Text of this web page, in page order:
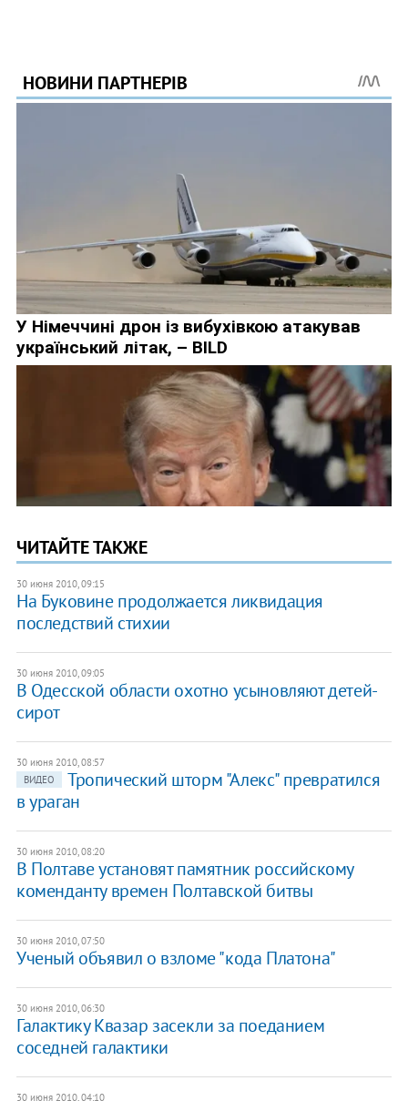
ЧИТАЙТЕ ТАКЖЕ
30 июня 2010, 09:15
На Буковине продолжается ликвидация
последствий стихии
30 июня 2010, 09:05
В Одесской области охотно усыновляют детей-
сирот
30 июня 2010, 08:57
ВИДЕО
Тропический шторм "Алекс" превратился
в ураган
30 июня 2010, 08:20
В Полтаве установят памятник российскому
коменданту времен Полтавской битвы
30 июня 2010, 07:50
Ученый объявил о взломе "кода Платона"
30 июня 2010, 06:30
Галактику Квазар засекли за поеданием
соседней галактики
30 июня 2010, 04:10